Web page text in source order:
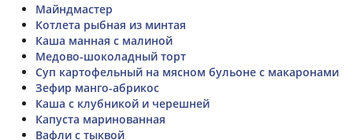
Майндмастер
Котлета рыбная из минтая
Каша манная с малиной
Медово-шоколадный торт
Суп картофельный на мясном бульоне с макаронами
Зефир манго-абрикос
Каша с клубникой и черешней
Капуста маринованная
Вафли с тыквой